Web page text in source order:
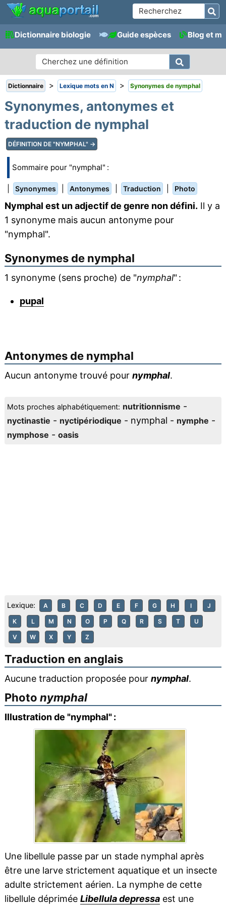
Dictionnaire biologie Guide espèces Blog et
Dictionnaire > Lexique mots en N > Synonymes de nymphal
Synonymes, antonymes et
traduction de nymphal
DÉFINITION DE "NYMPHAL" →
Sommaire pour "nymphal" :
Synonymes Antonymes Traduction Photo
Nymphal est un adjectif de genre non défini. Il y a
1 synonyme mais aucun antonyme pour
"nymphal".
Synonymes de nymphal
1 synonyme (sens proche) de "nymphal" :
pupal
Antonymes de nymphal
Aucun antonyme trouvé pour nymphal.
Mots proches alphabétiquement: nutritionnisme -
nyctinastie - nyctipériodique - nymphal - nymphe -
nymphose - oasis
Lexique: A B C D E F G H I J
K L M N O P Q R S T U
V W X Y Z
Traduction en anglais
Aucune traduction proposée pour nymphal.
Photo nymphal
Illustration de "nymphal" :
Une libellule passe par un stade nymphal après
être une larve strictement aquatique et un insecte
adulte strictement aérien. La nymphe de cette
libellule déprimée Libellula depressaest une